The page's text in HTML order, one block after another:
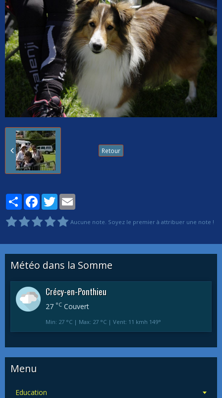
Retour
PartagerFacebook
Twitter
Aucune note. Soyez le premier à attribuer une note !
Météo dans la Somme
Crécy-en-Ponthieu
27 °C Couvert
Min: 27 °C | Max: 27 °C | Vent: 11 kmh 149°
Menu
Education